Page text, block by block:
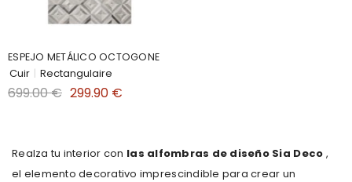
ESPEJO METÁLICO OCTOGONE
Cuir | Rectangulaire
699.00 € 299.90 €
Realza tu interior con las alfombras de diseño Sia Deco ,
el elemento decorativo imprescindible para crear un